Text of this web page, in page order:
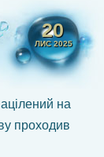
20
ЛИС 2025
на
проходив